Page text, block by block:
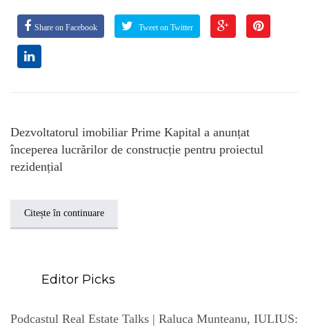
Share on Facebook Tweet on Twitter
Dezvoltatorul imobiliar Prime Kapital a anunțat
începerea lucrărilor de construcție pentru proiectul
rezidențial
Citește în continuare
Editor Picks
Podcastul Real Estate Talks | Raluca Munteanu, IULIUS: